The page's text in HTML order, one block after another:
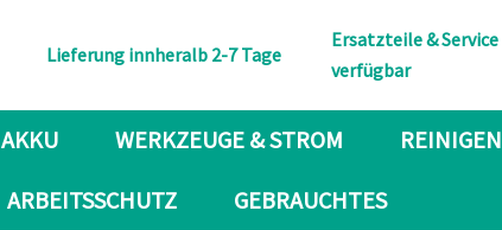
Lieferung innheralb 2-7 Tage
Ersatzteile & Service
verfügbar
AKKU WERKZEUGE & STROM REINIGEN
ARBEITSSCHUTZ GEBRAUCHTES
To